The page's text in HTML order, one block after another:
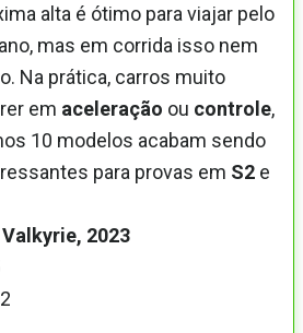
alta é ótimo para viajar pelo
mas em corrida isso nem
Na prática, carros muito
em aceleração ou controle,
10 modelos acabam sendo
para provas em S2 e
2023